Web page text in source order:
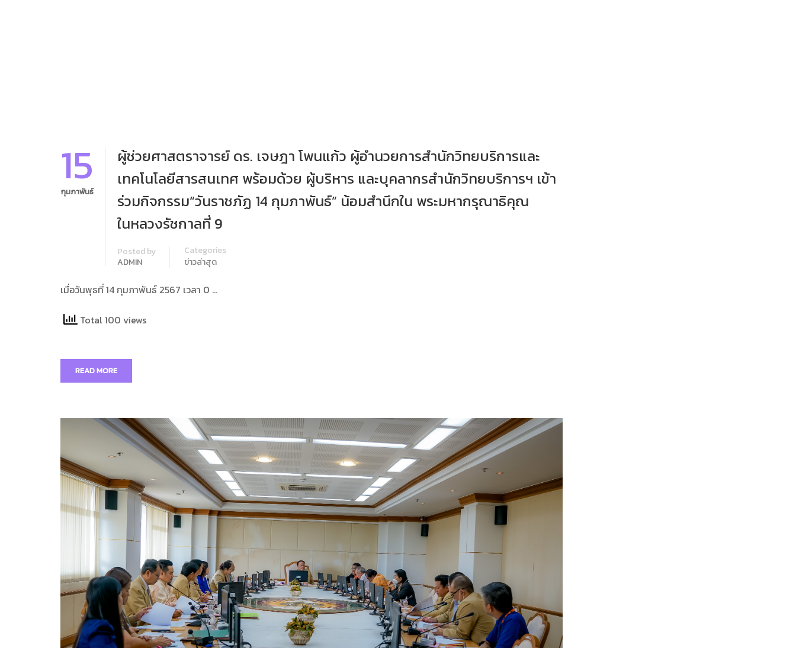
15
กุมภาพันธ์
ผู้ช่วยศาสตราจารย์ ดร. เจษฎา โพนแก้ว ผู้อำนวยการสำนักวิทยบริการและ
เทคโนโลยีสารสนเทศ พร้อมด้วย ผู้บริหาร และบุคลากรสำนักวิทยบริการฯ เข้า
ร่วมกิจกรรม“วันราชภัฏ 14 กุมภาพันธ์” น้อมสำนึกใน พระมหากรุณาธิคุณ
ในหลวงรัชกาลที่ 9
Posted by
ADMIN
Categories
ข่าวล่าสุด
เมื่อวันพุธที่ 14 กุมภาพันธ์ 2567 เวลา 0 …
Total 100 views
READ MORE